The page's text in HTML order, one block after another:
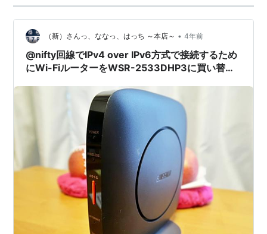
（新）さんっ、ななっ、はっち ～本店～ • 4年前
@nifty回線でIPv4 over IPv6方式で接続するため
にWi-FiルーターをWSR-2533DHP3に買い替え